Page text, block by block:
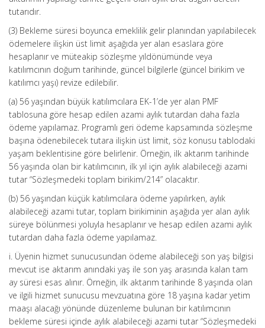
tutarıdır.
(3) Bekleme süresi boyunca emeklilik gelir planından yapılabilecek
ödemelere ilişkin üst limit aşağıda yer alan esaslara göre
hesaplanır ve müteakip sözleşme yıldönümünde veya
katılımcının doğum tarihinde, güncel bilgilerle (güncel birikim ve
katılımcı yaşı) revize edilebilir.
(a) 56 yaşından büyük katılımcılara EK-1’de yer alan PMF
tablosuna göre hesap edilen azami aylık tutardan daha fazla
ödeme yapılamaz. Programlı geri ödeme kapsamında sözleşme
başına ödenebilecek tutara ilişkin üst limit, söz konusu tablodaki
yaşam beklentisine göre belirlenir. Örneğin, ilk aktarım tarihinde
56 yaşında olan bir katılımcının, ilk yıl için aylık alabileceği azami
tutar “Sözleşmedeki toplam birikim/214” olacaktır.
(b) 56 yaşından küçük katılımcılara ödeme yapılırken, aylık
alabileceği azami tutar, toplam birikiminin aşağıda yer alan aylık
süreye bölünmesi yoluyla hesaplanır ve hesap edilen azami aylık
tutardan daha fazla ödeme yapılamaz.
i. Üyenin hizmet sunucusundan ödeme alabileceği son yaş bilgisi
mevcut ise aktarım anındaki yaş ile son yaş arasında kalan tam
ay süresi esas alınır. Örneğin, ilk aktarım tarihinde 8 yaşında olan
ve ilgili hizmet sunucusu mevzuatına göre 18 yaşına kadar yetim
maaşı alacağı yönünde düzenleme bulunan bir katılımcının
bekleme süresi içinde aylık alabileceği azami tutar “Sözleşmedeki